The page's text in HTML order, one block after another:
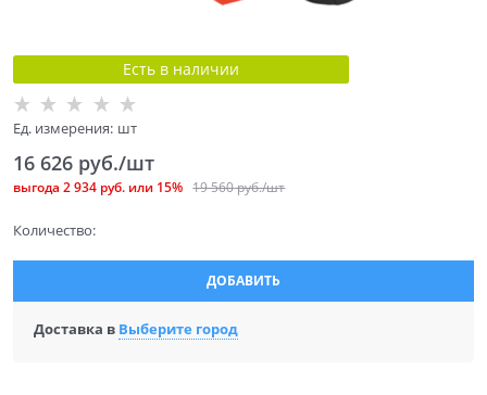
Есть в наличии
Ед. измерения: шт
19 560 руб./шт
16 626 руб./шт
выгода 2 934 руб. или 15%
Количество:
ДОБАВИТЬ
Доставка в Выберите город